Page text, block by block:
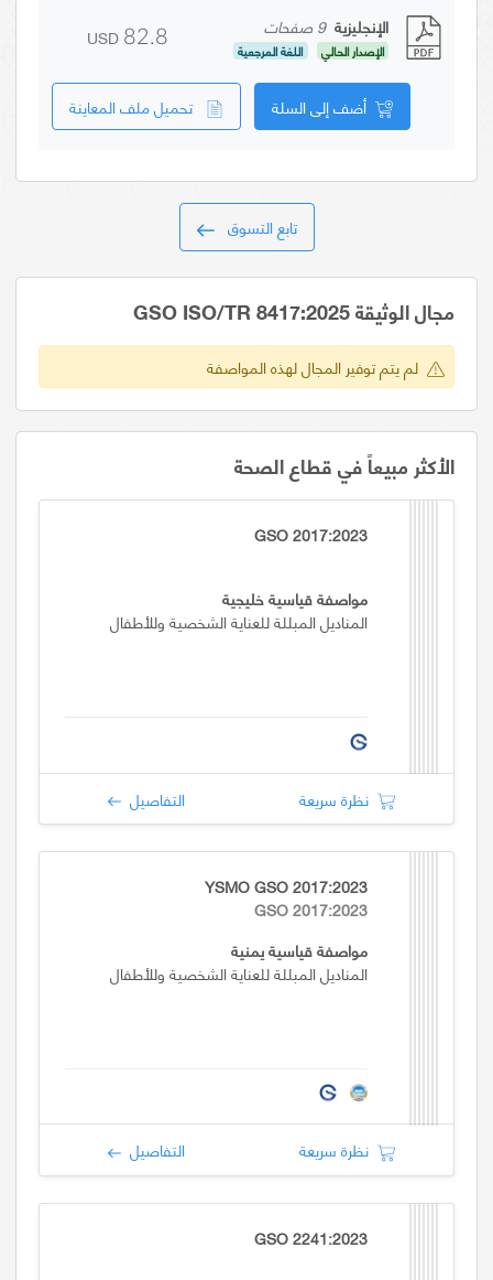
الإنجليزية 9 صفحات
الإصدار الحالي اللغة المرجعية USD 82.8
أضف إلى السلة تحميل ملف المعاينة
تابع التسوق
مجال الوثيقة GSO ISO/TR 8417:2025
لم يتم توفير المجال لهذه المواصفة
الأكثر مبيعاً في قطاع الصحة
GSO 2017:2023
مواصفة قياسية خليجية
المناديل المبللة للعناية الشخصية وللأطفال
نظرة سريعة التفاصيل
YSMO GSO 2017:2023
GSO 2017:2023
مواصفة قياسية يمنية
المناديل المبللة للعناية الشخصية وللأطفال
نظرة سريعة التفاصيل
GSO 2241:2023